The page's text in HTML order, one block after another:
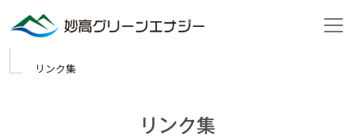
リンク集
リンク集